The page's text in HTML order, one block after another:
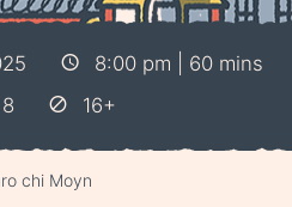
8:00 pm | 60 mins
16+
chi Moyn